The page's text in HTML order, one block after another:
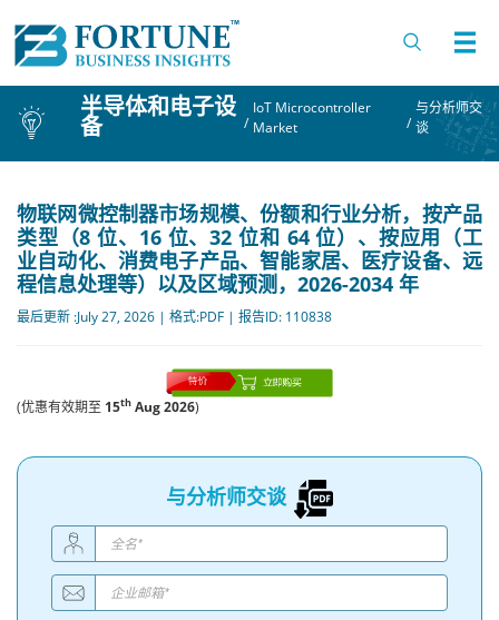
半导体和电子设
备 /
IoT Microcontroller
Market
/
与分析师交
谈
物联网微控制器市场规模、份额和行业分析，按产品
类型（8 位、16 位、32 位和 64 位）、按应用（工
业自动化、消费电子产品、智能家居、医疗设备、远
程信息处理等）以及区域预测，2026-2034 年
最后更新 :July 27, 2026 | 格式:PDF | 报告ID: 110838
(优惠有效期至 15th Aug 2026)
与分析师交谈